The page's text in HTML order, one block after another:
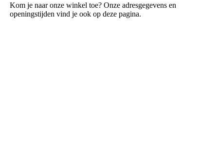
Kom je naar onze winkel toe? Onze adresgegevens en
openingstijden vind je ook op deze pagina.